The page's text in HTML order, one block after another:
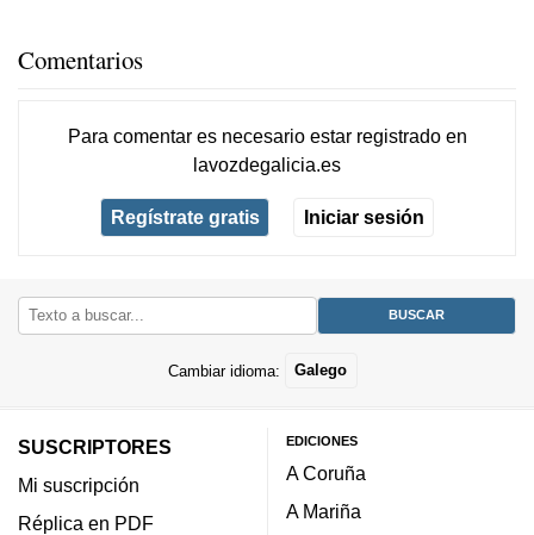
Comentarios
Para comentar es necesario estar registradoen
lavozdegalicia.es
Regístrate gratis Iniciar sesión
Cambiar idioma: Galego
SUSCRIPTORES
Mi suscripción
Réplica en PDF
EDICIONES
A Coruña
A Mariña